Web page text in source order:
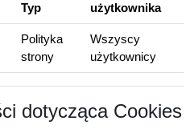
Typ
użytkownika
Polityka
strony
Wszyscy
użytkownicy
dotycząca Cookies